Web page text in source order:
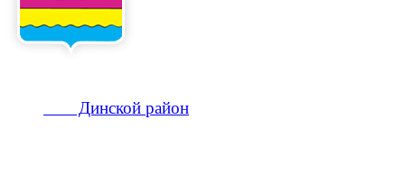
Динской район